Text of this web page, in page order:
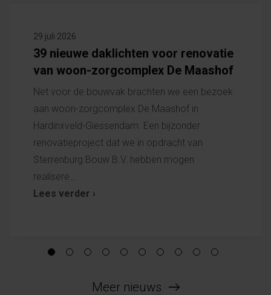
29 juli 2026
39 nieuwe daklichten voor renovatie
van woon-zorgcomplex De Maashof
Net voor de bouwvak brachten we een bezoek
aan woon-zorgcomplex De Maashof in
Hardinxveld-Giessendam. Een bijzonder
renovatieproject dat we in opdracht van
Sterrenburg Bouw B.V. hebben mogen
realisere…
Lees verder ›
Meer nieuws